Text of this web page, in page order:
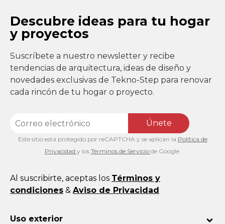
Descubre ideas para tu hogar
y proyectos
Suscríbete a nuestro newsletter y recibe
tendencias de arquitectura, ideas de diseño y
novedades exclusivas de Tekno-Step para renovar
cada rincón de tu hogar o proyecto.
Únete
Este sitio está protegido por reCAPTCHA y se aplican la Política de
Privacidad y los Términos de Servicio de Google.
Al suscribirte, aceptas los Términos y
condiciones & Aviso de Privacidad
Uso exterior